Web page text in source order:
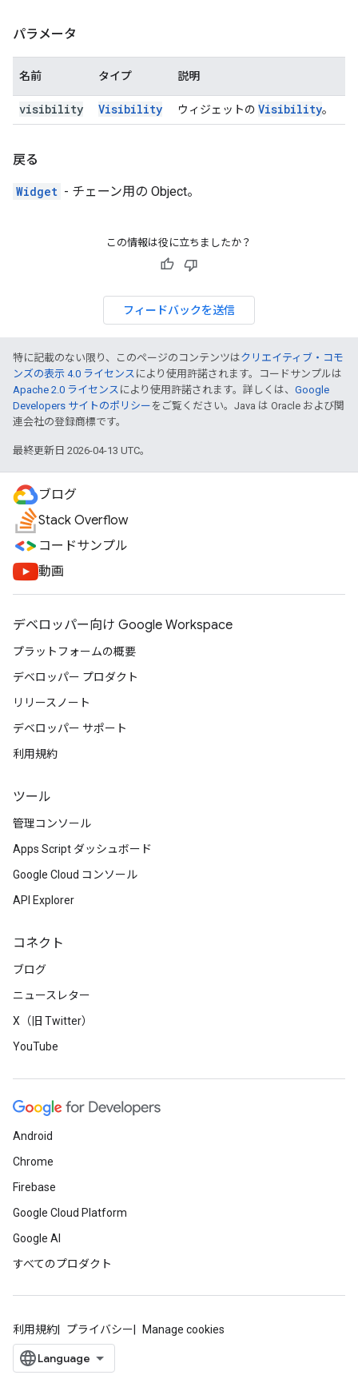
パラメータ
名前 タイプ 説明
visibility Visibility ウィジェットの Visibility。
戻る
Widget - チェーン用の Object。
この情報は役に立ちましたか？
フィードバックを送信
特に記載のない限り、このページのコンテンツはクリエイティブ・コモ
ンズの表示 4.0 ライセンス により使用許諾されます。コードサンプルは
Apache 2.0 ライセンス により使用許諾されます。詳しくは、 Google
Developers サイトのポリシー をご覧ください。Java は Oracle および関
連会社の登録商標です。
最終更新日 2026-04-13 UTC。
ブログ
Stack Overflow
コードサンプル
動画
デベロッパー向け Google Workspace
プラットフォームの概要
デベロッパー プロダクト
リリースノート
デベロッパー サポート
利用規約
ツール
管理コンソール
Apps Script ダッシュボード
Google Cloud コンソール
API Explorer
コネクト
ブログ
ニュースレター
X（旧 Twitter）
YouTube
Android
Chrome
Firebase
Google Cloud Platform
Google AI
すべてのプロダクト
利用規約 プライバシー Manage cookies